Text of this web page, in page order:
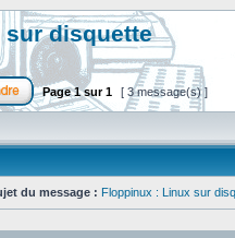
disquette
Page1sur1 [ 3 message(s) ]
du message : Floppinux : Linux sur